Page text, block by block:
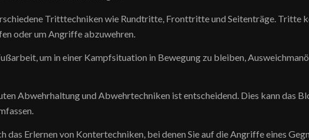
Tritttechniken wie Rundtritte, Fronttritte und Seitenträge. Tritte
oder um Angriffe abzuwehren.
um in einer Kampfsituation in Bewegung zu bleiben,
Abwehrhaltung und Abwehrtechniken ist entscheidend. Dies kann das
Erlernen von Kontertechniken, bei denen Sie auf die Angriffe eines